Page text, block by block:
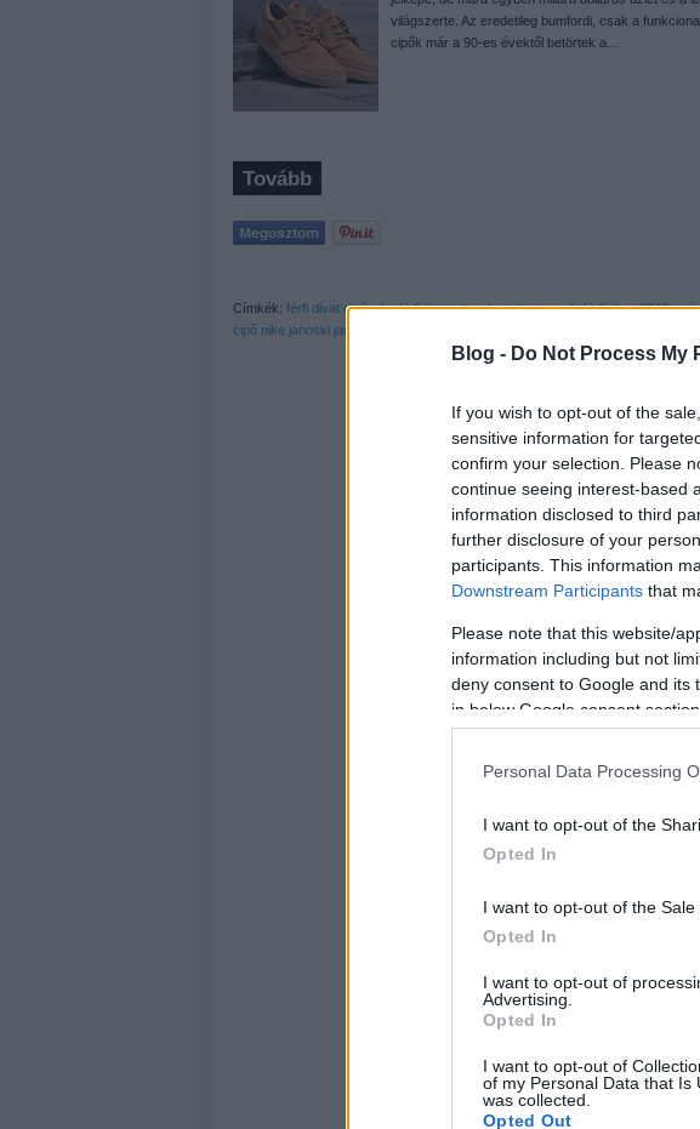
Blog - Do Not Process My
If you wish to opt-out of the
sensitive information for
confirm your selection. Please
continue seeing interest-based
information disclosed to third
further disclosure of your
participants. This information
Downstream Participants that
Please note that this website/
information including but not
deny consent to Google and its
in below Google consent section.
Personal Data Processing
I want to opt-out of the
Opted In
I want to opt-out of the Sale
Opted In
I want to opt-out of
Advertising.
Opted In
I want to opt-out of
of my Personal Data that Is
was collected.
Opted Out
világszerte. Az eredetileg bumfordi, csak a
cipők már a 90-es évektől betörtek a…
Tovább
Címkék: férfi divat cipő nike férfidivat nike sb stefan janoski férfi divat 2013 nyár
cipő nike janoski janoski